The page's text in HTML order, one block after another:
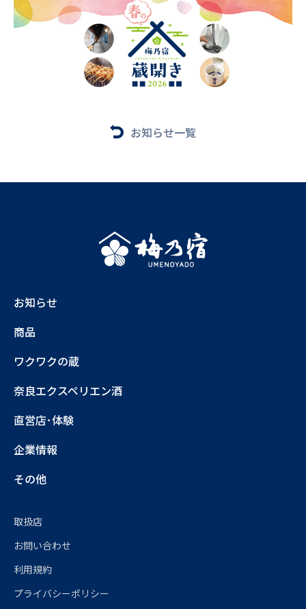
お知らせ一覧
お知らせ
商品
ワクワクの蔵
奈良エクスペリエン酒
直営店･体験
企業情報
その他
取扱店
お問い合わせ
利用規約
プライバシーポリシー